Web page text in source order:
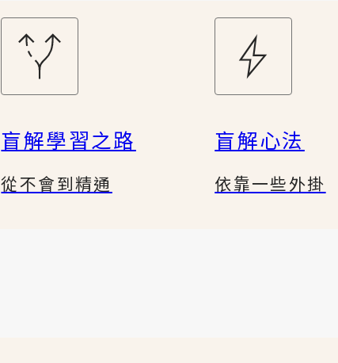
盲解學習之路
從不會到精通
盲解心法
依靠一些外掛